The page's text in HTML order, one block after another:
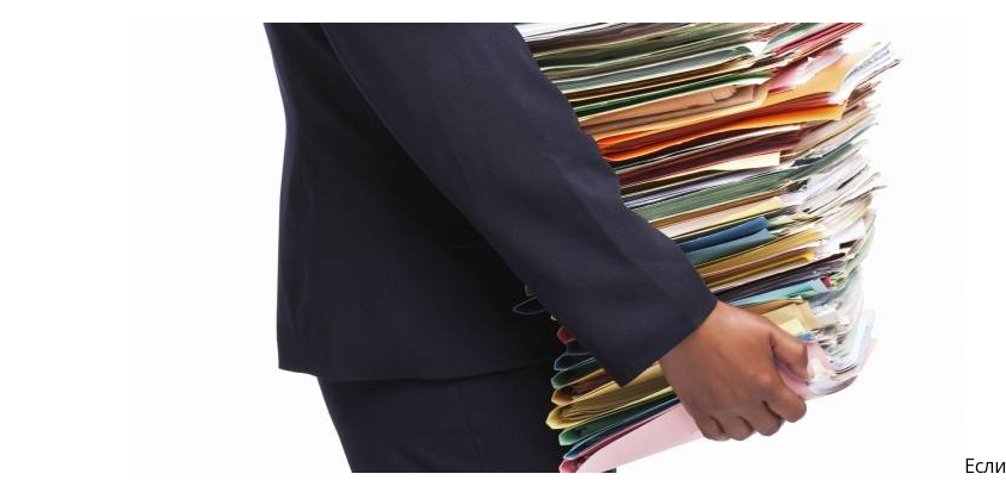
Если